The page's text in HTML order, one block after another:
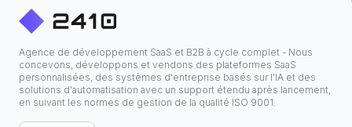
Agence de développement SaaS et B2B à cycle complet - Nous
concevons, développons et vendons des plateformes SaaS
personnalisées, des systèmes d'entreprise basés sur l'IA et des
solutions d'automatisation avec un support étendu après lancement,
en suivant les normes de gestion de la qualité ISO 9001.